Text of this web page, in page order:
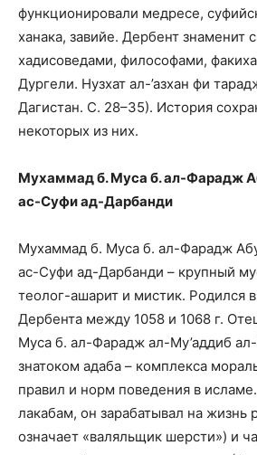
функционировали медресе,
ханака, завийе. Дербент знаменит
хадисоведами, философами,
Дургели. Нузхат ал-’азхан фи
Дагистан. С. 28–35). История
некоторых из них.
Мухаммад б. Муса б. ал-Фарадж
ас-Суфи ад-Дарбанди
Мухаммад б. Муса б. ал-Фарадж
ас-Суфи ад-Дарбанди – крупный
теолог-ашарит и мистик. Родился
Дербента между 1058 и 1068 г.
Муса б. ал-Фарадж ал-Му’аддиб
знатоком адаба – комплекса
правил и норм поведения в
лакабам, он зарабатывал на жизнь
означает «валяльщик шерсти») и